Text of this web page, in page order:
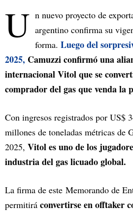
U n nuevo proyecto de
argentino confirma su
forma. Luego del
2025, Camuzzi confirmó una
internacional Vitol que se
comprador del gas que venda la
Con ingresos registrados por US$
millones de toneladas métricas de
2025, Vitol es uno de los
industria del gas licuado global.
La firma de este Memorando de
permitirá convertirse en offtaker